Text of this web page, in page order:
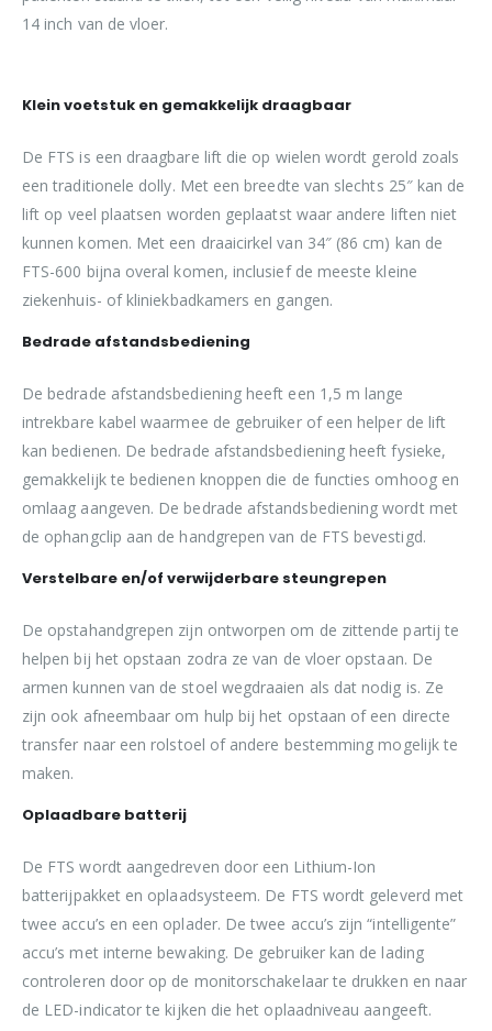
14 inch van de vloer.
Klein voetstuk en gemakkelijk draagbaar
De FTS is een draagbare lift die op wielen wordt gerold zoals
een traditionele dolly. Met een breedte van slechts 25″ kan de
lift op veel plaatsen worden geplaatst waar andere liften niet
kunnen komen. Met een draaicirkel van 34″ (86 cm) kan de
FTS-600 bijna overal komen, inclusief de meeste kleine
ziekenhuis- of kliniekbadkamers en gangen.
Bedrade afstandsbediening
De bedrade afstandsbediening heeft een 1,5 m lange
intrekbare kabel waarmee de gebruiker of een helper de lift
kan bedienen. De bedrade afstandsbediening heeft fysieke,
gemakkelijk te bedienen knoppen die de functies omhoog en
omlaag aangeven. De bedrade afstandsbediening wordt met
de ophangclip aan de handgrepen van de FTS bevestigd.
Verstelbare en/of verwijderbare steungrepen
De opstahandgrepen zijn ontworpen om de zittende partij te
helpen bij het opstaan zodra ze van de vloer opstaan. De
armen kunnen van de stoel wegdraaien als dat nodig is. Ze
zijn ook afneembaar om hulp bij het opstaan of een directe
transfer naar een rolstoel of andere bestemming mogelijk te
maken.
Oplaadbare batterij
De FTS wordt aangedreven door een Lithium-Ion
batterijpakket en oplaadsysteem. De FTS wordt geleverd met
twee accu’s en een oplader. De twee accu’s zijn “intelligente”
accu’s met interne bewaking. De gebruiker kan de lading
controleren door op de monitorschakelaar te drukken en naar
de LED-indicator te kijken die het oplaadniveau aangeeft.